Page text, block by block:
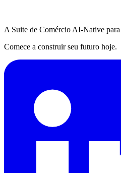
A Suite de Comércio AI-Native
Comece a construir seu futuro hoje.